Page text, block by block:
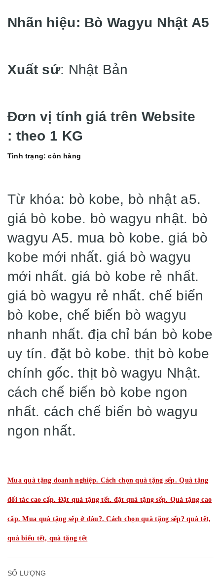
Nhãn hiệu: Bò Wagyu Nhật A5
Xuất sứ: Nhật Bản
Đơn vị tính giá trên Website
: theo 1 KG
Tình trạng: còn hàng
Từ khóa: bò kobe, bò nhật a5.
giá bò kobe. bò wagyu nhật. bò
wagyu A5. mua bò kobe. giá bò
kobe mới nhất. giá bò wagyu
mới nhất. giá bò kobe rẻ nhất.
giá bò wagyu rẻ nhất. chế biến
bò kobe, chế biến bò wagyu
nhanh nhất. địa chỉ bán bò kobe
uy tín. đặt bò kobe. thịt bò kobe
chính gốc. thịt bò wagyu Nhật.
cách chế biến bò kobe ngon
nhất. cách chế biến bò wagyu
ngon nhất.
Mua quà tặng doanh nghiệp. Cách chọn quà tặng sếp.Quà tặng
đối tác cao cấp. Đặt quà tặng tết. đặt quà tặng sếp. Quà tặng cao
cấp.Mua quà tặng sếp ở đâu?.Cách chọn quà tặng sếp? quà tết,
quà biếu tết, quà tặng tết
SỐ LƯỢNG